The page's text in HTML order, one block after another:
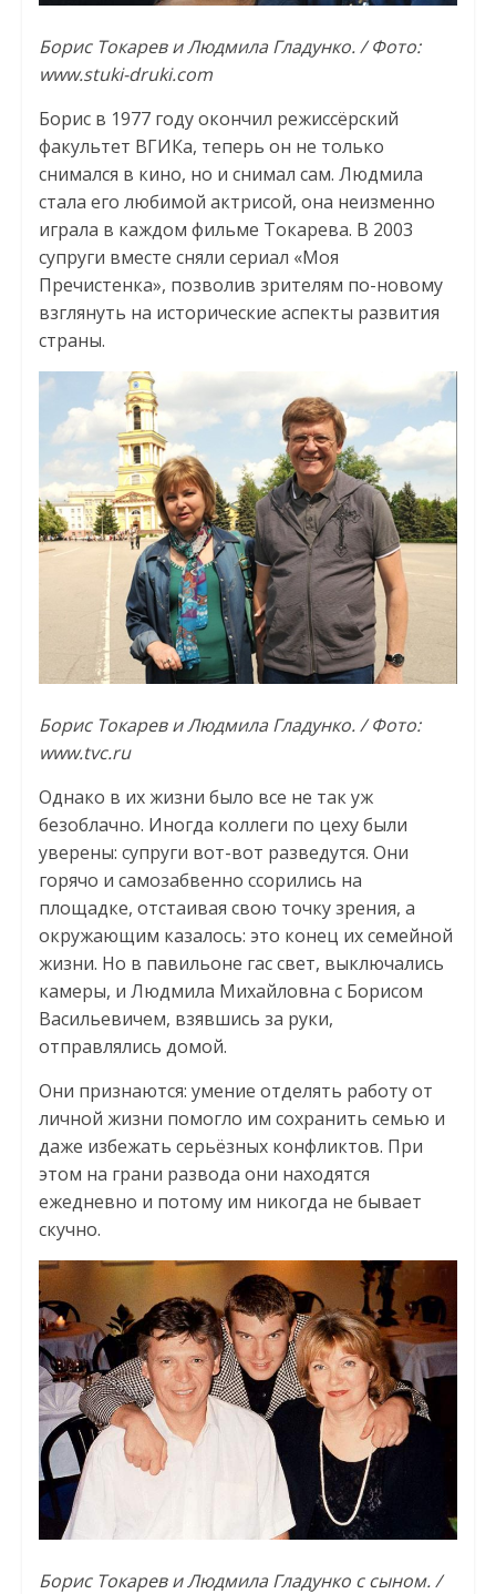
Борис Токарев и Людмила Гладунко. / Фото:
www.stuki-druki.com
Борис в 1977 году окончил режиссёрский
факультет ВГИКа, теперь он не только
снимался в кино, но и снимал сам. Людмила
стала его любимой актрисой, она неизменно
играла в каждом фильме Токарева. В 2003
супруги вместе сняли сериал «Моя
Пречистенка», позволив зрителям по-новому
взглянуть на исторические аспекты развития
страны.
Борис Токарев и Людмила Гладунко. / Фото:
www.tvc.ru
Однако в их жизни было все не так уж
безоблачно. Иногда коллеги по цеху были
уверены: супруги вот-вот разведутся. Они
горячо и самозабвенно ссорились на
площадке, отстаивая свою точку зрения, а
окружающим казалось: это конец их семейной
жизни. Но в павильоне гас свет, выключались
камеры, и Людмила Михайловна с Борисом
Васильевичем, взявшись за руки,
отправлялись домой.
Они признаются: умение отделять работу от
личной жизни помогло им сохранить семью и
даже избежать серьёзных конфликтов. При
этом на грани развода они находятся
ежедневно и потому им никогда не бывает
скучно.
Борис Токарев и Людмила Гладунко с сыном. /